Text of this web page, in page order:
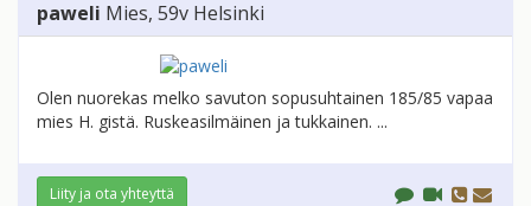
paweli Mies, 59v Helsinki
Olen nuorekas melko savuton sopusuhtainen 185/85 vapaa
mies H. gistä. Ruskeasilmäinen ja tukkainen. ...
Liity ja ota yhteyttä